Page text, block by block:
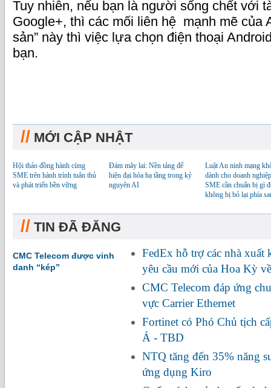
Tuy nhiên, nếu bạn là người sống chết với
Google+, thì các mối liên hệ mạnh mẽ của
sản” này thì việc lựa chọn điện thoại
bạn.
// MỚI CẬP NHẬT
Hội thảo đồng hành cùng
SME trên hành trình tuân thủ
và phát triển bền vững
Đám mây lai: Nền tảng để
hiện đại hóa hạ tầng trong kỷ
nguyên AI
Luật An ninh mạng
dành cho doanh
SME cần chuẩn bị gì
không bị bỏ lại phía
// TIN ĐÃ ĐĂNG
CMC Telecom được vinh
danh “kép”
FedEx hỗ trợ các nhà xuất
yêu cầu mới của Hoa Kỳ
CMC Telecom đáp ứng
vực Carrier Ethernet
Fortinet có Phó Chủ tịch
Á - TBD
NTQ tăng đến 35% năng
ứng dụng Kiro